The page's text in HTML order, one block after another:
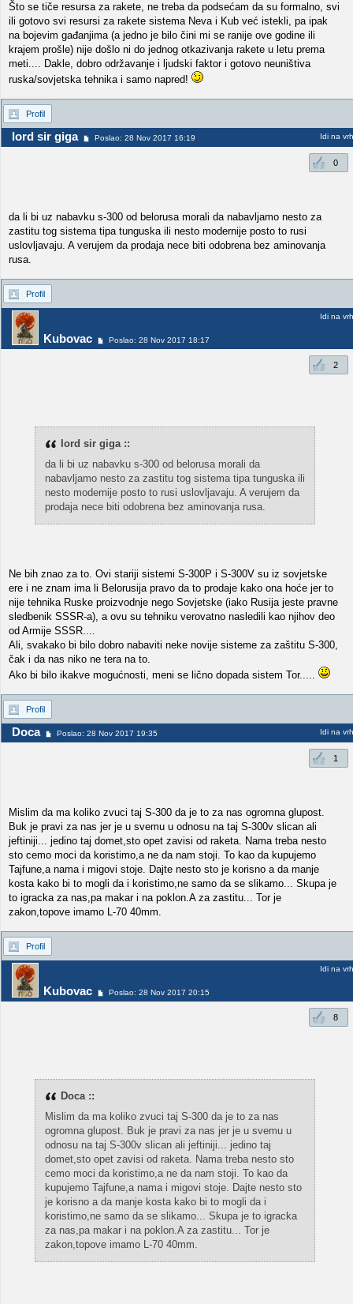
Što se tiče resursa za rakete, ne treba da podsećam da su formalno, svi
ili gotovo svi resursi za rakete sistema Neva i Kub već istekli, pa ipak
na bojevim gađanjima (a jedno je bilo čini mi se ranije ove godine ili
krajem prošle) nije došlo ni do jednog otkazivanja rakete u letu prema
meti.... Dakle, dobro održavanje i ljudski faktor i gotovo neuništiva
ruska/sovjetska tehnika i samo napred!
Profil
lord sir giga Poslao: 28 Nov 2017 16:19 Idi na vrh
0
da li bi uz nabavku s-300 od belorusa morali da nabavljamo nesto za
zastitu tog sistema tipa tunguska ili nesto modernije posto to rusi
uslovljavaju. A verujem da prodaja nece biti odobrena bez aminovanja
rusa.
Profil
Kubovac Poslao: 28 Nov 2017 18:17
Idi na vrh
2
lord sir giga ::
da li bi uz nabavku s-300 od belorusa morali da
nabavljamo nesto za zastitu tog sistema tipa tunguska ili
nesto modernije posto to rusi uslovljavaju. A verujem da
prodaja nece biti odobrena bez aminovanja rusa.
Ne bih znao za to. Ovi stariji sistemi S-300P i S-300V su iz sovjetske
ere i ne znam ima li Belorusija pravo da to prodaje kako ona hoće jer to
nije tehnika Ruske proizvodnje nego Sovjetske (iako Rusija jeste pravne
sledbenik SSSR-a), a ovu su tehniku verovatno nasledili kao njihov deo
od Armije SSSR....
Ali, svakako bi bilo dobro nabaviti neke novije sisteme za zaštitu S-300,
čak i da nas niko ne tera na to.
Ako bi bilo ikakve mogućnosti, meni se lično dopada sistem Tor.....
Profil
Doca Poslao: 28 Nov 2017 19:35 Idi na vrh
1
Mislim da ma koliko zvuci taj S-300 da je to za nas ogromna glupost.
Buk je pravi za nas jer je u svemu u odnosu na taj S-300v slican ali
jeftiniji... jedino taj domet,sto opet zavisi od raketa. Nama treba nesto
sto cemo moci da koristimo,a ne da nam stoji. To kao da kupujemo
Tajfune,a nama i migovi stoje. Dajte nesto sto je korisno a da manje
kosta kako bi to mogli da i koristimo,ne samo da se slikamo... Skupa je
to igracka za nas,pa makar i na poklon.A za zastitu... Tor je
zakon,topove imamo L-70 40mm.
Profil
Kubovac Poslao: 28 Nov 2017 20:15
Idi na vrh
8
Doca ::
Mislim da ma koliko zvuci taj S-300 da je to za nas
ogromna glupost. Buk je pravi za nas jer je u svemu u
odnosu na taj S-300v slican ali jeftiniji... jedino taj
domet,sto opet zavisi od raketa. Nama treba nesto sto
cemo moci da koristimo,a ne da nam stoji. To kao da
kupujemo Tajfune,a nama i migovi stoje. Dajte nesto sto
je korisno a da manje kosta kako bi to mogli da i
koristimo,ne samo da se slikamo... Skupa je to igracka
za nas,pa makar i na poklon.A za zastitu... Tor je
zakon,topove imamo L-70 40mm.